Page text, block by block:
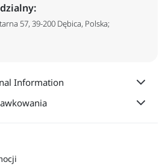
57, 39-200 Dębica, Polska;
Information